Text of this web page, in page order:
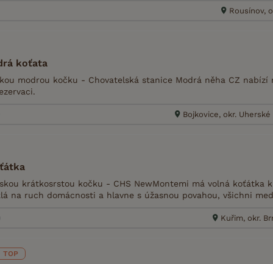
Rousínov,
koťata
modrou kočku - Chovatelská stanice Modrá něha CZ
Bojkovice, okr.
krátkosrstou kočku - CHS NewMontemi má volná koťátka
na ruch domácnosti a hlavne s úžasnou povahou, všichni
Kuřim, okr.
TOP